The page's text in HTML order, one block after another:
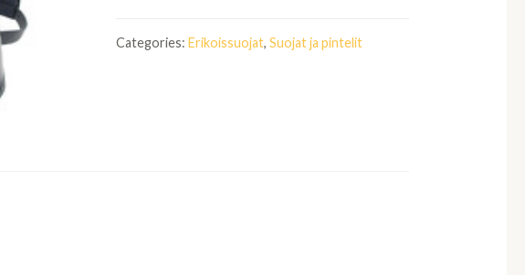
Categories: Erikoissuojat, Suojat ja pintelit